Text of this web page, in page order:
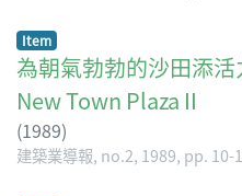
Item
為朝氣勃勃的沙田添
New Town Plaza II
(1989)
建築業導報, no.2, 1989, pp. 10-